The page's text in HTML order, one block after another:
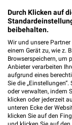
Angebote ab
Noch morgen
toom Baumarkt
Durch Klicken auf
beibehalten.
Wir und unsere
einem Gerät zu, wie z.
Browserspeichern, um
Anbieter verarbeiten
aufgrund eines
Sie die
oder verwalten, indem
klicken oder jederzeit
unteren Ecke der
klicken Sie auf den